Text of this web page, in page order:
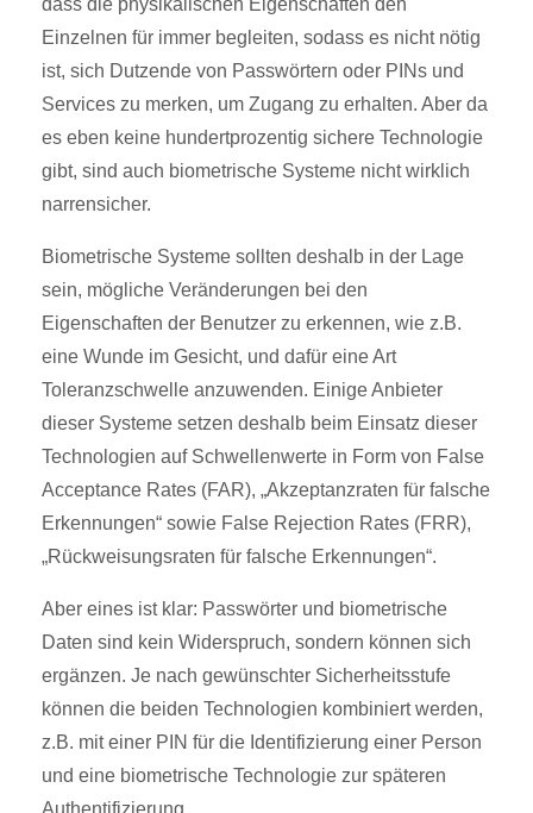
dass die physikalischen Eigenschaften den
Einzelnen für immer begleiten, sodass es nicht nötig
ist, sich Dutzende von Passwörtern oder PINs und
Services zu merken, um Zugang zu erhalten. Aber da
es eben keine hundertprozentig sichere Technologie
gibt, sind auch biometrische Systeme nicht wirklich
narrensicher.
Biometrische Systeme sollten deshalb in der Lage
sein, mögliche Veränderungen bei den
Eigenschaften der Benutzer zu erkennen, wie z.B.
eine Wunde im Gesicht, und dafür eine Art
Toleranzschwelle anzuwenden. Einige Anbieter
dieser Systeme setzen deshalb beim Einsatz dieser
Technologien auf Schwellenwerte in Form von False
Acceptance Rates (FAR), „Akzeptanzraten für falsche
Erkennungen“ sowie False Rejection Rates (FRR),
„Rückweisungsraten für falsche Erkennungen“.
Aber eines ist klar: Passwörter und biometrische
Daten sind kein Widerspruch, sondern können sich
ergänzen. Je nach gewünschter Sicherheitsstufe
können die beiden Technologien kombiniert werden,
z.B. mit einer PIN für die Identifizierung einer Person
und eine biometrische Technologie zur späteren